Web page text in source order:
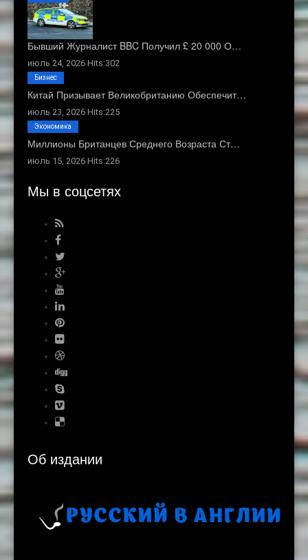
Бывший Журналист BBC Получил £ 20 000 О…
июль 24, 2026 Hits:302
Китай Призывает Великобританию Обеспечит…
июль 23, 2026 Hits:225
Бизнес
Миллионы Британцев Среднего Возраста Ст…
июль 15, 2026 Hits:226
Экономика
Мы в соцсетях
Об издании